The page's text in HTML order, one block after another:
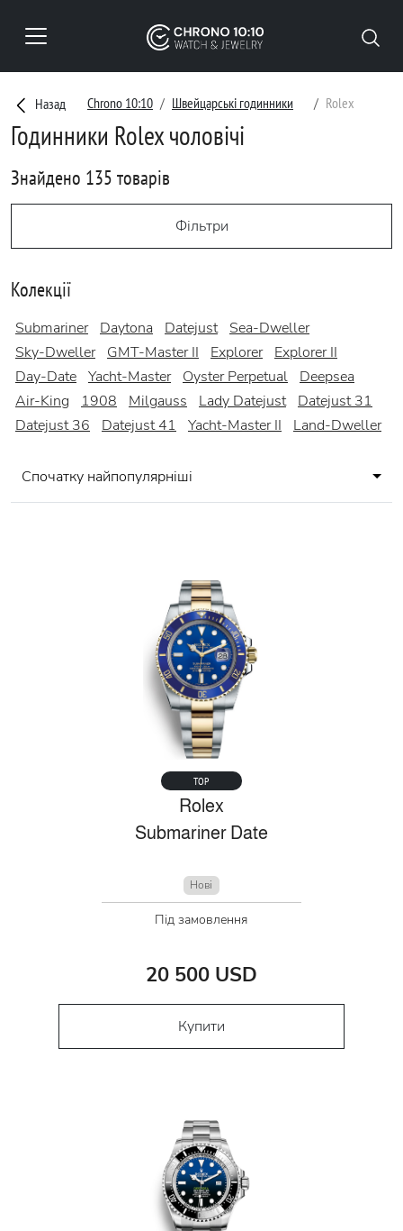
Назад Chrono 10:10 Швейцарські годинники Rolex
Годинники Rolex чоловічі
Знайдено 135 товарів
Фільтри
Колекції
Submariner Daytona Datejust
Sea-Dweller
Sky-Dweller
GMT-Master II Explorer
Explorer II
Day-Date Yacht-Master Oyster Perpetual
Deepsea
Air-King
1908 Milgauss Lady Datejust
Datejust 31
Datejust 36
Datejust 41 Yacht-Master II Land-Dweller
Спочатку найпопулярніші
TOP
Rolex
Submariner Date
Нові
Під замовлення
20 500 USD
Купити